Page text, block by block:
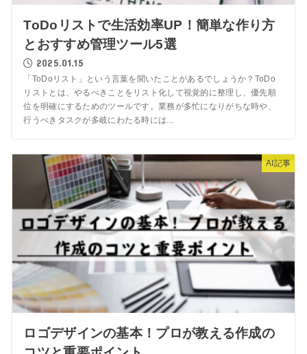
ToDoリストで生活効率UP！簡単な作り方
とおすすめ管理ツール5選
2025.01.15
「ToDoリスト」という言葉を聞いたことがあるでしょうか？ToDo
リストとは、やるべきことをリスト化して視覚的に整理し、優先順
位を明確にするためのツールです。業務が多忙になりがちな時や、
行うべきタスクが多岐にわたる時には...
AI記事
ロゴデザインの基本！プロが教える作成の